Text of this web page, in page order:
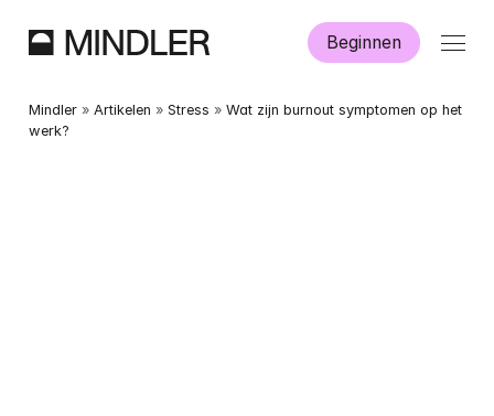
Beginnen
Hoe werkt Mindler?
Mindler » Artikelen » Stress » Wat zijn burnout symptomen op het
werk?